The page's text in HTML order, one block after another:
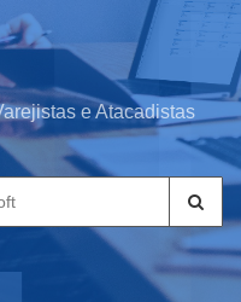
e Atacadistas